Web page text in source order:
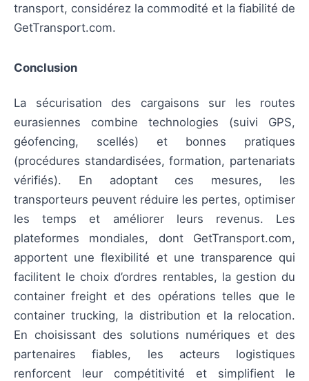
transport, considérez la commodité et la fiabilité de
GetTransport.com.
Conclusion
La sécurisation des cargaisons sur les routes
eurasiennes combine technologies (suivi GPS,
géofencing, scellés) et bonnes pratiques
(procédures standardisées, formation, partenariats
vérifiés). En adoptant ces mesures, les
transporteurs peuvent réduire les pertes, optimiser
les temps et améliorer leurs revenus. Les
plateformes mondiales, dont GetTransport.com,
apportent une flexibilité et une transparence qui
facilitent le choix d’ordres rentables, la gestion du
container freight et des opérations telles que le
container trucking, la distribution et la relocation.
En choisissant des solutions numériques et des
partenaires fiables, les acteurs logistiques
renforcent leur compétitivité et simplifient le